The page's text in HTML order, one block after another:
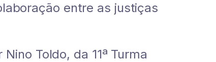
entre as justiças
Toldo, da 11ª Turma